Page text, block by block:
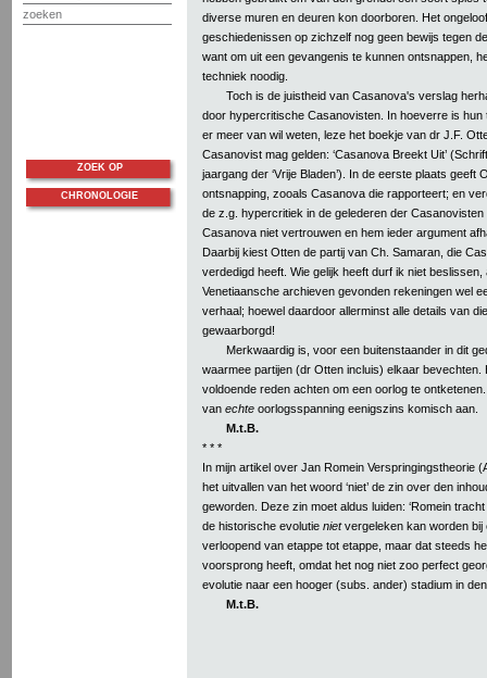
zoeken
diverse muren en deuren kon doorboren. Het
geschiedenissen op zichzelf nog geen bewijs tegen
want om uit een gevangenis te kunnen ontsnappen,
techniek noodig.
Toch is de juistheid van Casanova's verslag
door hypercritische Casanovisten. In hoeverre is hun
er meer van wil weten, leze het boekje van dr J.F.
Casanovist mag gelden: ‘Casanova Breekt Uit’
jaargang der ‘Vrije Bladen’). In de eerste plaats geeft
ontsnapping, zooals Casanova die rapporteert; en
de z.g. hypercritiek in de gelederen der
Casanova niet vertrouwen en hem ieder argument
Daarbij kiest Otten de partij van Ch. Samaran, die
verdedigd heeft. Wie gelijk heeft durf ik niet beslissen,
Venetiaansche archieven gevonden rekeningen wel
verhaal; hoewel daardoor allerminst alle details van
gewaarborgd!
Merkwaardig is, voor een buitenstaander in dit
waarmee partijen (dr Otten incluis) elkaar bevechten.
voldoende reden achten om een oorlog te
van echte oorlogsspanning eenigszins komisch aan.
M.t.B.
* * *
In mijn artikel over Jan Romein Verspringingstheorie
het uitvallen van het woord ‘niet’ de zin over den
geworden. Deze zin moet aldus luiden: ‘Romein
de historische evolutie nietvergeleken kan worden bij
verloopend van etappe tot etappe, maar dat steeds
voorsprong heeft, omdat het nog niet zoo perfect
evolutie naar een hooger (subs. ander) stadium in den
M.t.B.
ZOEK OP
CHRONOLOGIE